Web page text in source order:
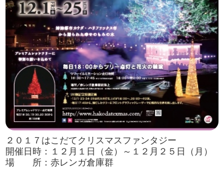
２０１７はこだてクリスマスファンタジー
開催日時：１２月１日（金）～１２月２５日（月）
場 所：赤レンガ倉庫群